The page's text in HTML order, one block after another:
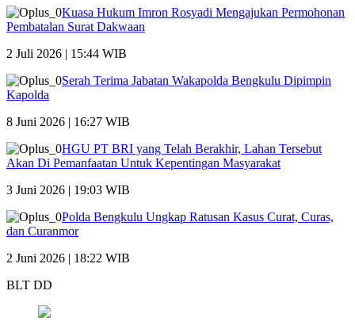
Kuasa Hukum Imron Rosyadi Mengajukan Permohonan
Pembatalan Surat Dakwaan
2 Juli 2026 | 15:44 WIB
Serah Terima Jabatan Wakapolda Bengkulu Dipimpin
Kapolda
8 Juni 2026 | 16:27 WIB
HGU PT BRI yang Telah Berakhir, Lahan Tersebut
Akan Di Pemanfaatan Untuk Kepentingan Masyarakat
3 Juni 2026 | 19:03 WIB
Polda Bengkulu Ungkap Ratusan Kasus Curat, Curas,
dan Curanmor
2 Juni 2026 | 18:22 WIB
BLT DD